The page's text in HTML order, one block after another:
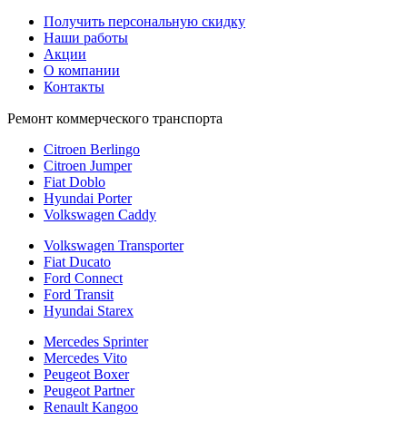
Получить персональную скидку
Наши работы
Акции
О компании
Контакты
Ремонт коммерческого транспорта
Citroen Berlingo
Citroen Jumper
Fiat Doblo
Hyundai Porter
Volkswagen Caddy
Volkswagen Transporter
Fiat Ducato
Ford Connect
Ford Transit
Hyundai Starex
Mercedes Sprinter
Mercedes Vito
Peugeot Boxer
Peugeot Partner
Renault Kangoo